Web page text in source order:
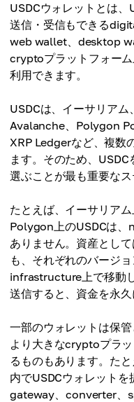
USDCウォレットとは、
送信・受信もできる
web wallet、desktop
cryptoプラットフォー
利用できます。
USDCは、イーサリア
Avalanche、Polygon
XRP Ledgerなど、複
ます。そのため、
選ぶことが最も重要なス
たとえば、イーサリア
Polygon上のUSDCは、
ありません。資産とし
も、それぞれのバージ
infrastructure上で移動
送信すると、資金を永久
一部のウォレットは保管
より大きなcryptoプラ
るものもあります。た
内でUSDCウォレット
gateway、converter、